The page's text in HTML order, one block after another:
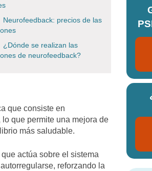
Neurofeedback: precios de las
¿Dónde se realizan las
de neurofeedback?
que consiste en
lo que permite una mejora de
más saludable.
que actúa sobre el sistema
, reforzando la